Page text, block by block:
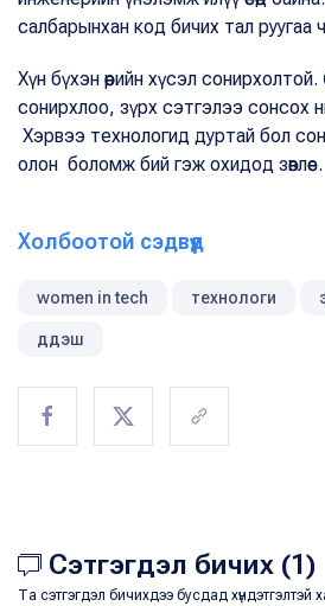
салбарынхан код бичих тал руугаа
Хүн бүхэн өөрийн хүсэл сонирхолтой.
сонирхлоо, зүрх сэтгэлээ сонсох
Хэрвээ технологид дуртай бол
олон боломж бий гэж охидод зөвлөе.
Холбоотой сэдвүүд
women in tech технологи
ддэш
Сэтгэгдэл бичих (1)
Та сэтгэгдэл бичихдээ бусдад хүндэтгэлтэй